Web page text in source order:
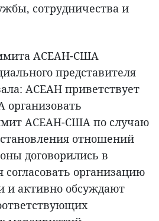
сотрудничества и
АСЕАН-США
представителя
АСЕАН приветствует
АСЕАН-США по случаю
отношений
договорились в
организацию
и активно обсуждают